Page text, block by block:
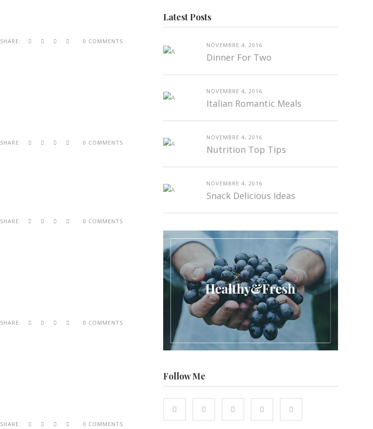
SHARE: 0 COMMENTS
SHARE: 0 COMMENTS
SHARE: 0 COMMENTS
SHARE: 0 COMMENTS
SHARE: 0 COMMENTS
Latest Posts
NOVEMBRE 4, 2016
Dinner For Two
NOVEMBRE 4, 2016
Italian Romantic Meals
NOVEMBRE 4, 2016
Nutrition Top Tips
NOVEMBRE 4, 2016
Snack Delicious Ideas
Follow Me